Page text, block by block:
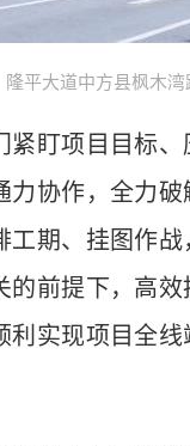
隆平大道中方县枫木湾
盯项目目标、
协作，全力
期、挂图作
前提下，高
实现项目全